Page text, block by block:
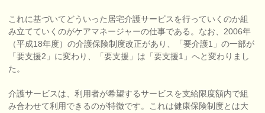
これに基づいてどういった居宅介護サービスを行っていくのか組
み立てていくのがケアマネージャーの仕事である。なお、2006年
（平成18年度）の介護保険制度改正があり、「要介護1」の一部が
「要支援2」に変わり、「要支援」は「要支援1」へと変わりまし
た。
介護サービスは、利用者が希望するサービスを支給限度額内で組
み合わせて利用できるのが特徴です。これは健康保険制度とは大